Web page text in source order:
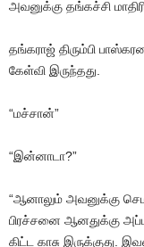
அவனுக்கு தங்கச்சி
தங்கராஜ் திரும்பி
கேள்வி இருந்தது.
“மச்சான்”
“இன்னாடா?”
“ஆனாலும் அவனுக்கு
பிரச்சனை ஆனதுக்கு
கிட்ட காசு இருக்குது.